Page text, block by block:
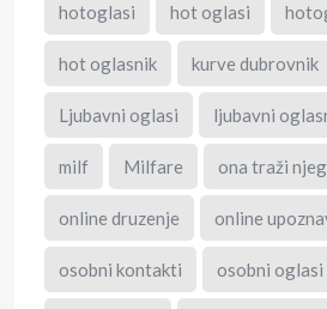
hotoglasi hot oglasi
hot oglasnik kurve dubrovnik
Ljubavni oglasi ljubavni
milf Milfare ona traži
online druzenje online
osobni kontakti osobni oglasi